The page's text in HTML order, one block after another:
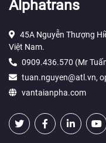
Alphatrans
45A Nguyễn Thượng
Việt Nam.
0909.436.570 (Mr
tuan.nguyen@atl.vn,
vantaianpha.com